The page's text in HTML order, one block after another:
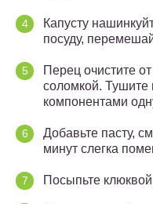
Капусту
посуду,
Перец очистите
соломкой. Тушите
компонентами
Добавьте пасту,
минут слегка
Посыпьте